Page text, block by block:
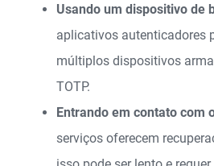
Usando um dispositivo de
aplicativos autenticadores
múltiplos dispositivos
TOTP.
Entrando em contato com
serviços oferecem